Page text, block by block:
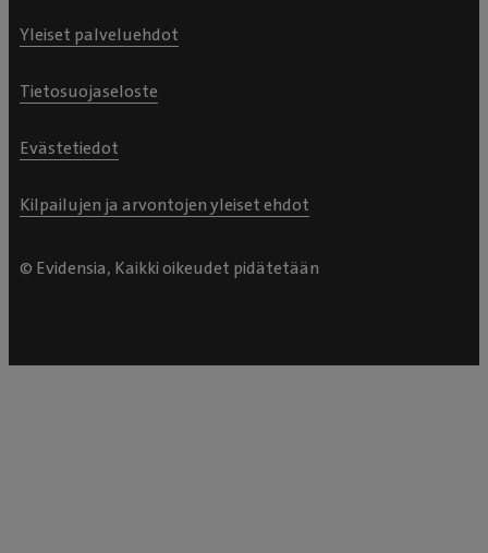
Yleiset palveluehdot
Tietosuojaseloste
Evästetiedot
Kilpailujen ja arvontojen yleiset ehdot
© Evidensia, Kaikki oikeudet pidätetään